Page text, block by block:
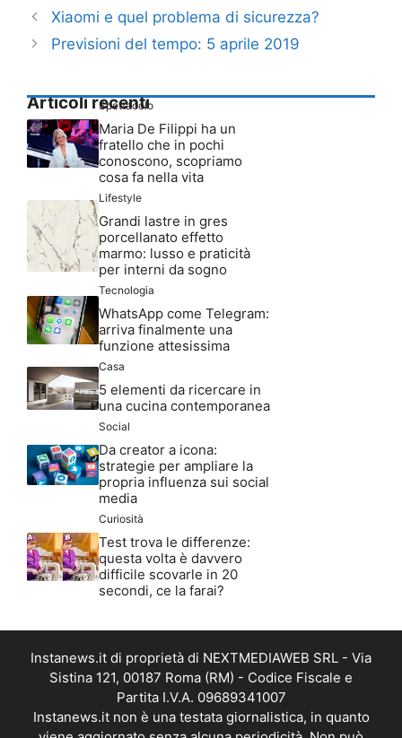
Xiaomi e quel problema di sicurezza?
Previsioni del tempo: 5 aprile 2019
Articoli recenti
Spettacolo
Maria De Filippi ha un
fratello che in pochi
conoscono, scopriamo
cosa fa nella vita
Lifestyle
Grandi lastre in gres
porcellanato effetto
marmo: lusso e praticità
per interni da sogno
Tecnologia
WhatsApp come Telegram:
arriva finalmente una
funzione attesissima
Casa
5 elementi da ricercare in
una cucina contemporanea
Social
Da creator a icona:
strategie per ampliare la
propria influenza sui social
media
Curiosità
Test trova le differenze:
questa volta è davvero
difficile scovarle in 20
secondi, ce la farai?
Instanews.it di proprietà di NEXTMEDIAWEB SRL - Via
Sistina 121, 00187 Roma (RM) - Codice Fiscale e
Partita I.V.A. 09689341007
Instanews.it non è una testata giornalistica, in quanto